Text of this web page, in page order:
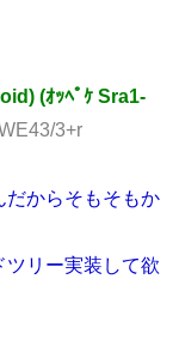
(ｵｯﾍﾟｹ Sra1-
3+r
だからそもそもか
ツリー実装して欲